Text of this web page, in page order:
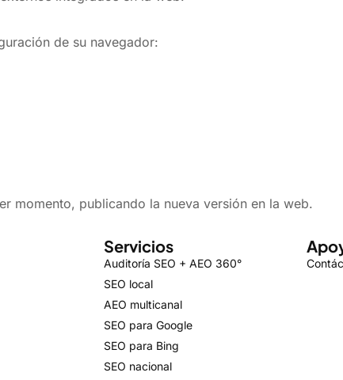
de su navegador:
momento, publicando la nueva versión en la web.
Servicios
Auditoría SEO + AEO 360°
SEO local
AEO multicanal
SEO para Google
SEO para Bing
SEO nacional